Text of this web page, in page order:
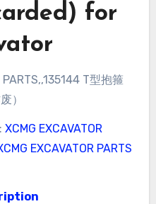
for
T型抱箍
）
XCMG EXCAVATOR
EXCAVATOR PARTS